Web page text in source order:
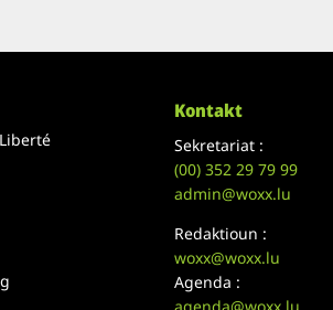
Kontakt
Sekretariat :
(00)352 29 79 99
admin@woxx.lu
Redaktioun :
woxx@woxx.lu
Agenda :